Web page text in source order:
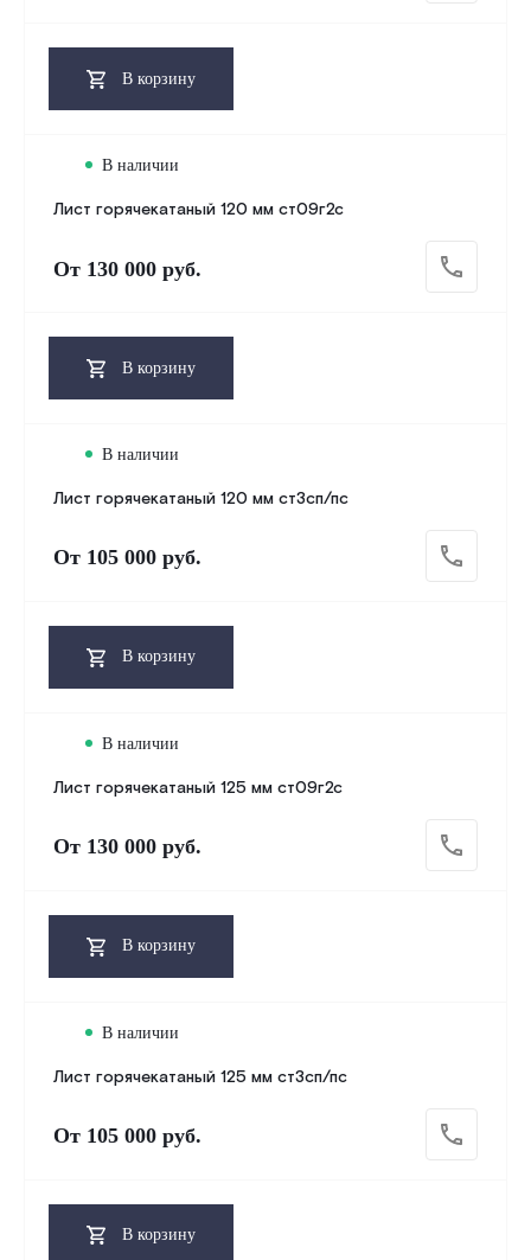
В корзину
Лист горячекатаный 120 мм ст09г2с
В наличии
От 130 000 руб.
В корзину
Лист горячекатаный 120 мм ст3сп/пс
В наличии
От 105 000 руб.
В корзину
Лист горячекатаный 125 мм ст09г2с
В наличии
От 130 000 руб.
В корзину
Лист горячекатаный 125 мм ст3сп/пс
В наличии
От 105 000 руб.
В корзину